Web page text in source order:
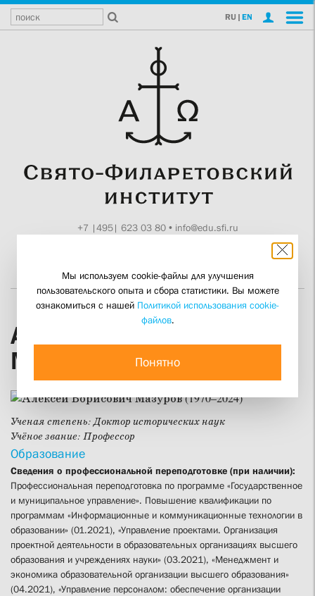
RU | EN
+7 |495| 623 03 80• info@edu.sfi.ru
Алексей Борисович
Мазуров (1970–2024)
Ученая степень:Доктор исторических наук
Учёное звание: Профессор
Образование
Сведения о профессиональной переподготовке (при наличии):
Профессиональная переподготовка по программе «Государственное
и муниципальное управление». Повышение квалификации по
программам «Информационные и коммуникационные технологии в
образовании» (01.2021), «Управление проектами. Организация
проектной деятельности в образовательных организациях высшего
образования и учреждениях науки» (03.2021), «Менеджмент и
экономика образовательной организации высшего образования»
(04.2021), «Управление персоналом: обеспечение организации
Мы используем cookie-файлы для улучшения
пользовательского опыта и сбора статистики. Вы можете
ознакомиться с нашей Политикой использования cookie-
файлов.
Понятно